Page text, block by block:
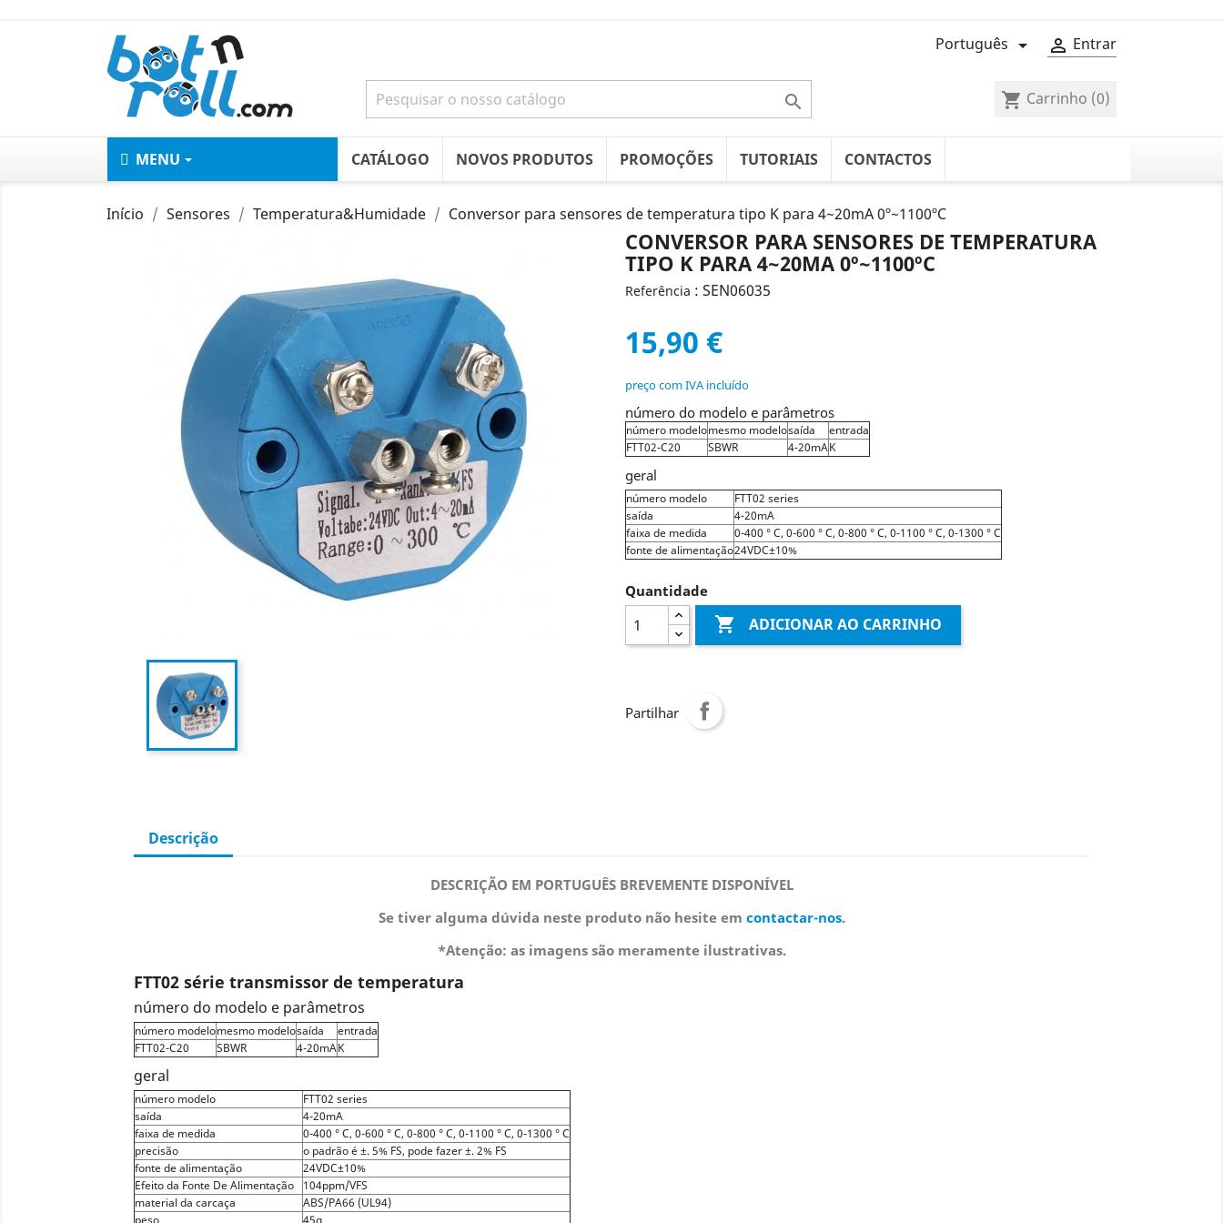
 Entrar
Português 
 shopping_cart Carrinho (0)
MENU CATÁLOGO NOVOS PRODUTOS PROMOÇÕES TUTORIAIS CONTACTOS
Início Sensores Temperatura&Humidade Conversor para sensores de temperatura tipo K para 4~20mA 0º~1100ºC
CONVERSOR PARA SENSORES DE TEMPERATURA
TIPO K PARA 4~20MA 0º~1100ºC
Referência : SEN06035
15,90 €
preço com IVA incluído
número do modelo e parâmetros
número modelomesmo modelosaída
entrada
FTT02-C20
SBWR 4-20mAK
geral
número modelo
FTT02 series
saída
4-20mA
faixa de medida
0-400 ° C, 0-600 ° C, 0-800 ° C, 0-1100 ° C, 0-1300 ° C
fonte de alimentação24VDC±10%
Quantidade
 ADICIONAR AO CARRINHO
Partilhar
Descrição
DESCRIÇÃO EM PORTUGUÊS BREVEMENTE DISPONÍVEL
Se tiver alguma dúvida neste produto não hesite em contactar-nos.
*Atenção: as imagens são meramente ilustrativas.
FTT02 série transmissor de temperatura
número do modelo e parâmetros
número modelomesmo modelosaída
entrada
FTT02-C20
SBWR 4-20mAK
geral
número modelo
FTT02 series
saída
4-20mA
faixa de medida
0-400 ° C, 0-600 ° C, 0-800 ° C, 0-1100 ° C, 0-1300 ° C
precisão
o padrão é ±. 5% FS, pode fazer ±. 2% FS
fonte de alimentação
24VDC±10%
Efeito da Fonte De Alimentação
104ppm/VFS
material da carcaça
ABS/PA66 (UL94)
peso
45g